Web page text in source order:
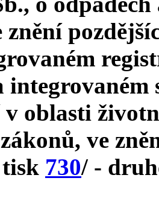
znění
integrovaném
oblasti
ve
730/ -